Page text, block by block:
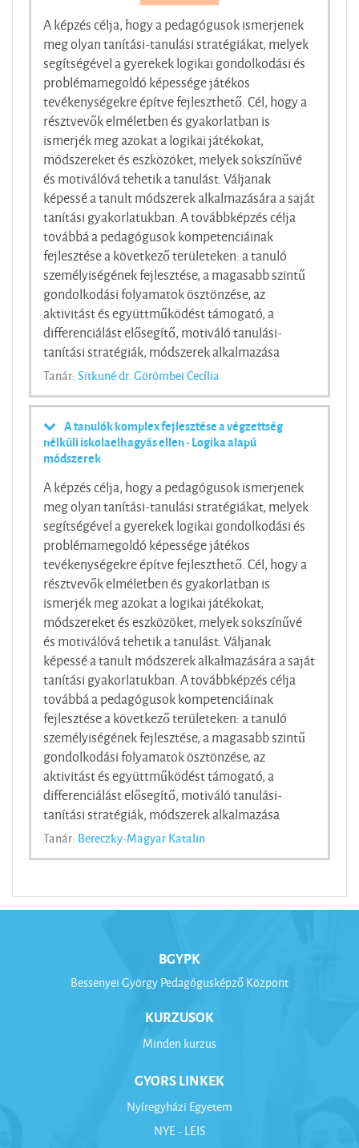
A képzés célja, hogy a pedagógusok ismerjenek
meg olyan tanítási-tanulási stratégiákat, melyek
segítségével a gyerekek logikai gondolkodási és
problémamegoldó képessége játékos
tevékenységekre építve fejleszthető. Cél, hogy a
résztvevők elméletben és gyakorlatban is
ismerjék meg azokat a logikai játékokat,
módszereket és eszközöket, melyek sokszínűvé
és motiválóvá tehetik a tanulást. Váljanak
képessé a tanult módszerek alkalmazására a saját
tanítási gyakorlatukban. A továbbképzés célja
továbbá a pedagógusok kompetenciáinak
fejlesztése a következő területeken: a tanuló
személyiségének fejlesztése, a magasabb szintű
gondolkodási folyamatok ösztönzése, az
aktivitást és együttműködést támogató, a
differenciálást elősegítő, motiváló tanulási-
tanítási stratégiák, módszerek alkalmazása
Tanár: Sitkuné dr. Görömbei Cecília
A tanulók komplex fejlesztése a végzettség
nélküli iskolaelhagyás ellen - Logika alapú
módszerek
A képzés célja, hogy a pedagógusok ismerjenek
meg olyan tanítási-tanulási stratégiákat, melyek
segítségével a gyerekek logikai gondolkodási és
problémamegoldó képessége játékos
tevékenységekre építve fejleszthető. Cél, hogy a
résztvevők elméletben és gyakorlatban is
ismerjék meg azokat a logikai játékokat,
módszereket és eszközöket, melyek sokszínűvé
és motiválóvá tehetik a tanulást. Váljanak
képessé a tanult módszerek alkalmazására a saját
tanítási gyakorlatukban. A továbbképzés célja
továbbá a pedagógusok kompetenciáinak
fejlesztése a következő területeken: a tanuló
személyiségének fejlesztése, a magasabb szintű
gondolkodási folyamatok ösztönzése, az
aktivitást és együttműködést támogató, a
differenciálást elősegítő, motiváló tanulási-
tanítási stratégiák, módszerek alkalmazása
Tanár: Bereczky-Magyar Katalin
BGYPK
Bessenyei György Pedagógusképző Központ
KURZUSOK
Minden kurzus
GYORS LINKEK
Nyíregyházi Egyetem
NYE - LEIS